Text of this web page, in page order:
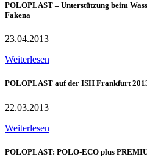
POLOPLAST – Unterstützung beim
Fakena
23.04.2013
Weiterlesen
POLOPLAST auf der ISH Frankfurt
22.03.2013
Weiterlesen
POLOPLAST: POLO-ECO plus